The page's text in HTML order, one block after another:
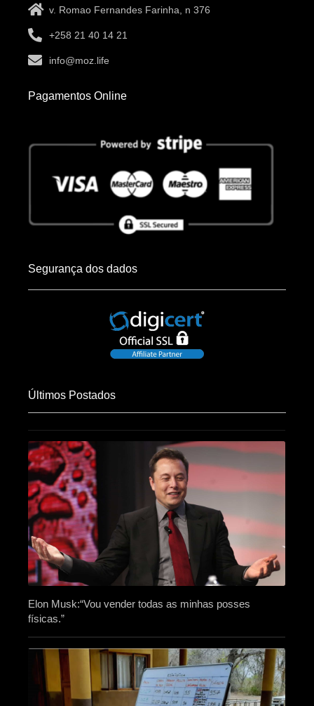
v. Romao Fernandes Farinha, n 376
+258 21 40 14 21
info@moz.life
Pagamentos Online
Segurança dos dados
Últimos Postados
Elon Musk:“Vou vender todas as minhas posses
físicas.”